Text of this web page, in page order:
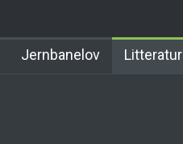
Jernbanelov Litteratur